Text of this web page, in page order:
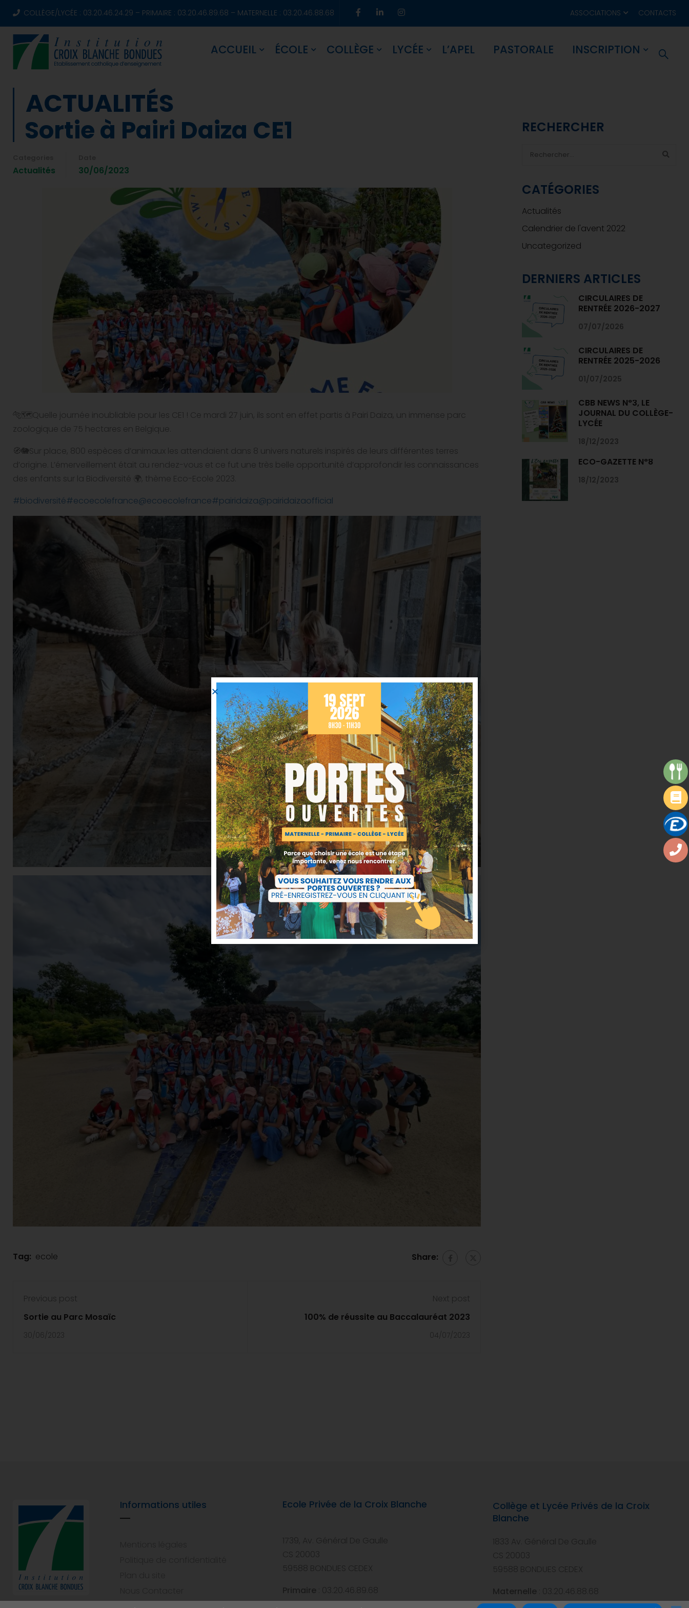
COLLÈGE/LYCÉE : 03.20.46.24.29 – PRIMAIRE : 03.20.46.89.68 – MATERNELLE : 03.20.46.88.68 ASSOCIATIONS CONTACTS
ACCUEIL ÉCOLE COLLÈGE LYCÉE L’APEL PASTORALE INSCRIPTION
ACTUALITÉS
Sortie à Pairi Daiza CE1
Actualités 30/06/2023
🐅🗺Quelle journée inoubliable pour les CE1 ! Ce mardi 27 juin, ils sont en effet partis à Pairi Daiza, un immense parc
zoologique de 75 hectares en Belgique.
🧭🐘Sur place, 800 espèces d’animaux les attendaient dans 8 univers naturels inspirés de leurs différentes terres
d’origine. L’émerveillement était au rendez-vous et ce fut une très belle opportunité d’approfondir les connaissances
des enfants sur la Biodiversité 🌍, thème Eco-Ecole 2023.
#biodiversité#ecoecolefrance@ecoecolefrance#pairidaiza@pairidaizaofficial
Tag: ecole Share:
Previous post
Sortie au Parc Mosaïc
30/06/2023
Next post
100% de réussite au Baccalauréat 2023
04/07/2023
RECHERCHER
CATÉGORIES
Actualités
Calendrier de l'avent 2022
Uncategorized
DERNIERS ARTICLES
CIRCULAIRES DE
RENTRÉE 2026-2027
07/07/2026
CIRCULAIRES DE
RENTRÉE 2025-2026
01/07/2025
CBB NEWS N°3, LE
JOURNAL DU COLLÈGE-
LYCÉE
18/12/2023
ECO-GAZETTE N°8
18/12/2023
Informations utiles Ecole Privée de la Croix Blanche
1739, Av. Général De Gaulle
CS 20003
59588 BONDUES CEDEX
Primaire : 03.20.46.89.68
Collège et Lycée Privés de la Croix
Blanche
1833 Av. Général De Gaulle
CS 20003
59588 BONDUES CEDEX
Maternelle : 03.20.46.88.68